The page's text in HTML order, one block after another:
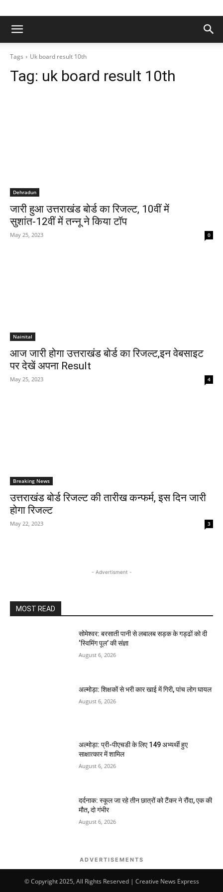
Tags Uk board result 10th
Tag: uk board result 10th
Dehradun
जारी हुआ उत्तराखंड बोर्ड का रिजल्ट, 10वीं में
सुशांत-12वीं में तन्नू ने किया टॉप
May 25, 2023 0
Nainital
आज जारी होगा उत्तराखंड बोर्ड का रिजल्ट,इन वेबसाइट
पर देखें अपना Result
May 25, 2023 4
Breaking News
उत्तराखंड बोर्ड रिजल्ट की तारीख कन्फर्म, इस दिन जारी
होगा रिजल्ट
May 22, 2023 3
- Advertisment -
MOST READ
सोमेश्वर: बरसाती पानी से लबालब सड़क के गड्ढों को दी
‘स्विमिंग पूल’ की संज्ञा
August 6, 2026
अल्मोड़ा: शिक्षकों से भरी कार खाई में गिरी, पांच लोग घायल
August 6, 2026
अल्मोड़ा: प्री-पीएचडी के लिए 149 अभ्यर्थी हुए
साक्षात्कार में शामिल
August 6, 2026
दर्दनाक: स्कूल जा रहे तीन छात्रों को टैंकर ने रौंदा, एक की
मौत, दो गंभीर
August 6, 2026
ADVERTISEMENTS
© Copyright 2025, All Rights Reserved | Creative News Express